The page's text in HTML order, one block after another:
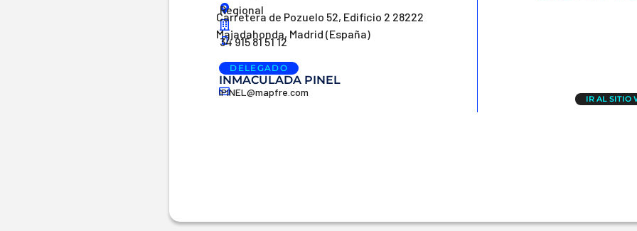
Regional
Carretera de Pozuelo 52, Edificio 2 28222
Majadahonda, Madrid (España)
34 915 81 51 12
DELEGADO
INMACULADA PINEL
IPINEL@mapfre.com
IR AL SITIO